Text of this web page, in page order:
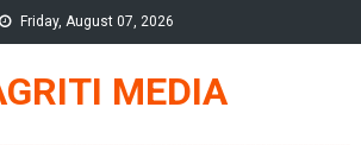
Friday, August 07, 2026
MEDIA